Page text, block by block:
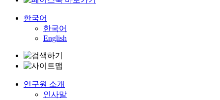
한국어
한국어
English
연구원 소개
인사말